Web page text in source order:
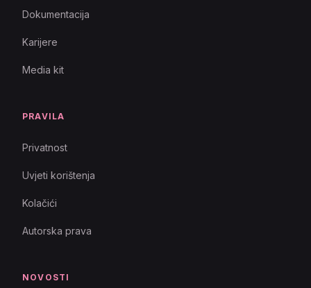
Dokumentacija
Karijere
Media kit
PRAVILA
Privatnost
Uvjeti korištenja
Kolačići
Autorska prava
NOVOSTI